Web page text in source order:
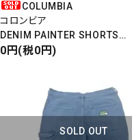
COLUMBIA
コロンビア
DENIM PAINTER SHORTS
デニムペインターショーツ
0円(税0円)
SOLD OUT